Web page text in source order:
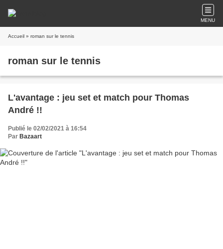
MENU
Accueil » roman sur le tennis
roman sur le tennis
L'avantage : jeu set et match pour Thomas
André !!
Publié le 02/02/2021 à 16:54
Par Bazaart